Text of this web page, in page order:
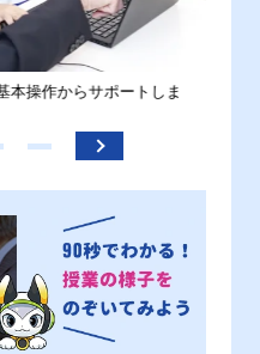
本操作からサポートしま